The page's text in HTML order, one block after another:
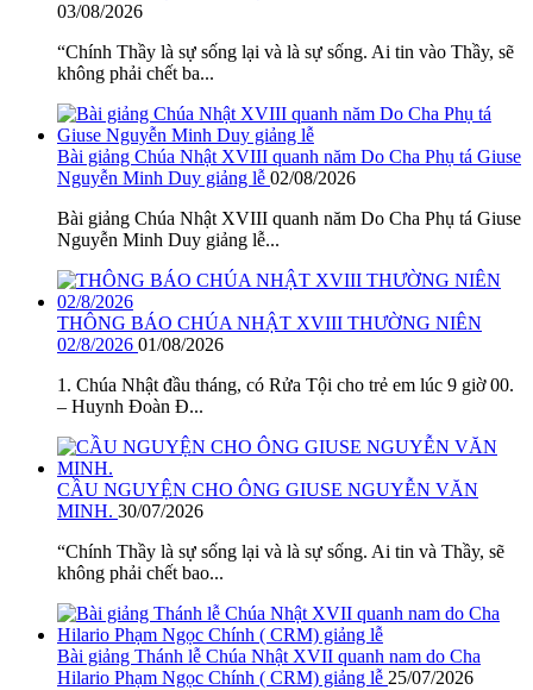
03/08/2026
“Chính Thầy là sự sống lại và là sự sống. Ai tin vào Thầy, sẽ
không phải chết ba...
Bài giảng Chúa Nhật XVIII quanh năm Do Cha Phụ tá Giuse
Nguyễn Minh Duy giảng lễ 02/08/2026
Bài giảng Chúa Nhật XVIII quanh năm Do Cha Phụ tá Giuse
Nguyễn Minh Duy giảng lễ...
THÔNG BÁO CHÚA NHẬT XVIII THƯỜNG NIÊN
02/8/2026 01/08/2026
1. Chúa Nhật đầu tháng, có Rửa Tội cho trẻ em lúc 9 giờ 00.
– Huynh Đoàn Đ...
CẦU NGUYỆN CHO ÔNG GIUSE NGUYỄN VĂN
MINH. 30/07/2026
“Chính Thầy là sự sống lại và là sự sống. Ai tin và Thầy, sẽ
không phải chết bao...
Bài giảng Thánh lễ Chúa Nhật XVII quanh nam do Cha
Hilario Phạm Ngọc Chính ( CRM) giảng lễ 25/07/2026